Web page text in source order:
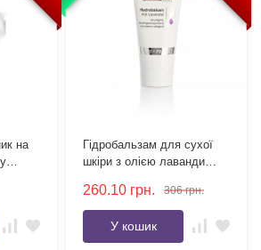
на
Гідробальзам для сухої
шкіри з олією лаванди
260.10 грн. 306 грн.
У кошик